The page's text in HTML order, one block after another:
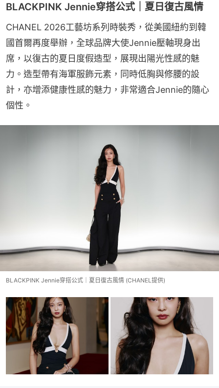
BLACKPINK Jennie穿搭公式｜夏日復古風情
CHANEL 2026工藝坊系列時裝秀，從美國紐約到韓
國首爾再度舉辦，全球品牌大使Jennie壓軸現身出
席，以復古的夏日度假造型，展現出陽光性感的魅
力。造型帶有海軍服飾元素，同時低胸與修腰的設
計，亦增添健康性感的魅力，非常適合Jennie的隨心
個性。
BLACKPINK Jennie穿搭公式｜夏日復古風情 (CHANEL提供)